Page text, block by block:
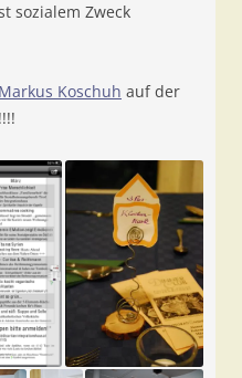
sozialem Zweck
Markus Koschuh auf der